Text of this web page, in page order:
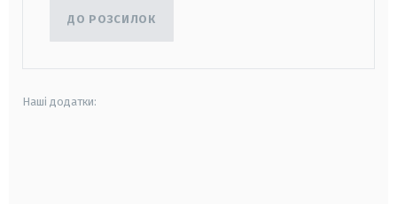
ДО РОЗСИЛОК
Наші додатки: